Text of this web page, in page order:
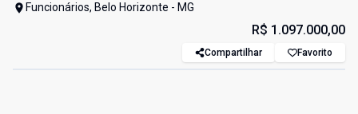
Funcionários, Belo Horizonte - MG
R$ 1.097.000,00
Compartilhar Favorito